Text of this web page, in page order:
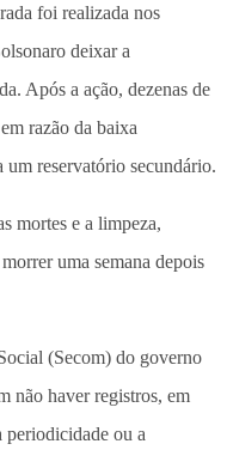
foi realizada nos
deixar a
Após a ação, dezenas de
razão da baixa
um reservatório secundário.
mortes e a limpeza,
uma semana depois
(Secom) do governo
não haver registros, em
periodicidade ou a